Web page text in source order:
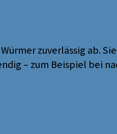
zuverlässig ab.
– zum Beispiel bei